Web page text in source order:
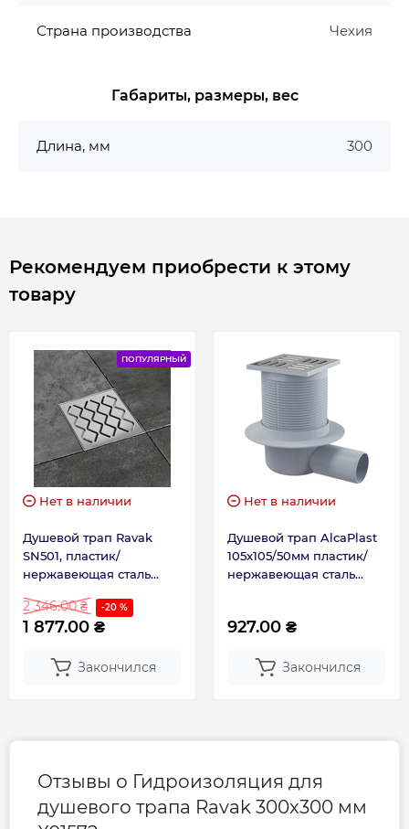
Страна производства Чехия
Габариты, размеры, вес
Длина, мм 300
Рекомендуем приобрести к этому
товару
ПОПУЛЯРНЫЙ
Нет в наличии
Душевой трап Ravak
SN501, пластик/
нержавеющая сталь
2 346.00 ₴ -20 %
1 877.00 ₴
Закончился
Нет в наличии
Душевой трап AlcaPlast
105x105/50мм пластик/
нержавеющая сталь
927.00 ₴
Закончился
Отзывы о Гидроизоляция для
душевого трапа Ravak 300x300 мм